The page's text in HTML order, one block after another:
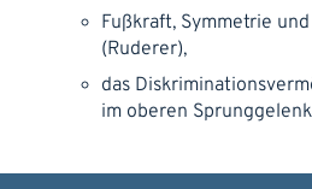
Fußkraft, Symmetrie
(Ruderer),
das
im oberen